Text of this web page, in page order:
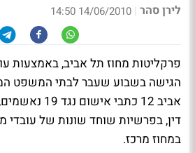
לירן סהר |
14/06/2010 14:50
פרקליטות מחוז תל אביב, באמצעות
הגישה בשבוע שעבר לבתי המשפט
אביב 12 כתבי
דין, בפרשיות שוחד שונות של
במחוז מרכז.